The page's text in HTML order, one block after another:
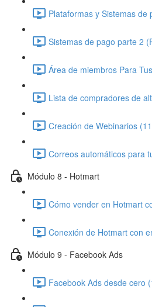
Plataformas y Sistemas de
Sistemas de pago parte 2
Área de miembros Para
Lista de compradores de
Creación de Webinarios
Correos automáticos para
Módulo 8 - Hotmart
Cómo vender en Hotmart
Conexión de Hotmart con
Módulo 9 - Facebook Ads
Facebook Ads desde cero